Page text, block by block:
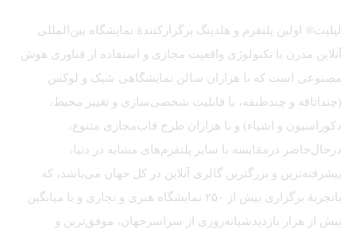
لیلیت® اولین پلتفرم و هلدینگ برگزارکنندهٔ نمایشگاه بین‌المللی
آنلاین مدرن با تکنولوژی واقعیت مجازی و استفاده از فناوری هوش
مصنوعی است که با هزاران سالن نمایشگاهی شیک و لوکس
(چنداتاقه و چندطبقه، با قابلیت شخصی‌سازی و تغییر محیط،
دکوراسیون و اشیاء) و با هزاران طرح قاب‌مجازی متنوع،
درحال‌حاضر درمقایسه با سایر پلتفرم‌های مشابه در دنیا،
پیشرفته‌ترین و بزرگترین گالری آنلاین در کل جهان می‌باشد، که
باتجربهٔ برگزاری بیش از ۲۵۰ نمایشگاه هنری و تجاری و با میانگین
بیش از هزار بازدیدشبانه‌روزی از سراسرجهان، موفق‌ترین و